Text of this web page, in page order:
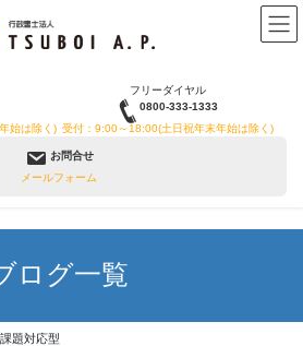
始は除く)
フリーダイヤル
0800-333-1333
受付：9:00～18:00(土日祝年末年始は除く)
お問合せ
メールフォーム
ログ一覧
題対応型